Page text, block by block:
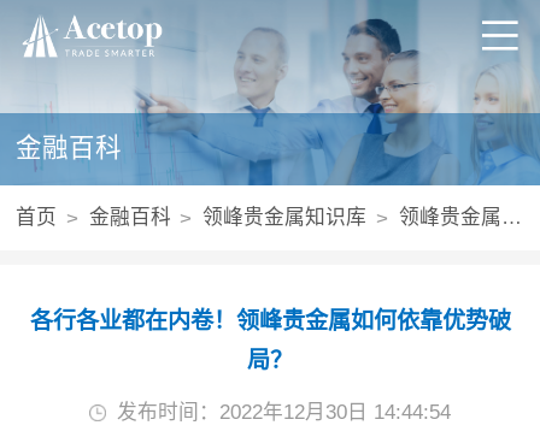
金融百科
首页 金融百科 领峰贵金属知识库 领峰贵金属投资优势
各行各业都在内卷！领峰贵金属如何依靠优势破
局？
发布时间：2022年12月30日 14:44:54